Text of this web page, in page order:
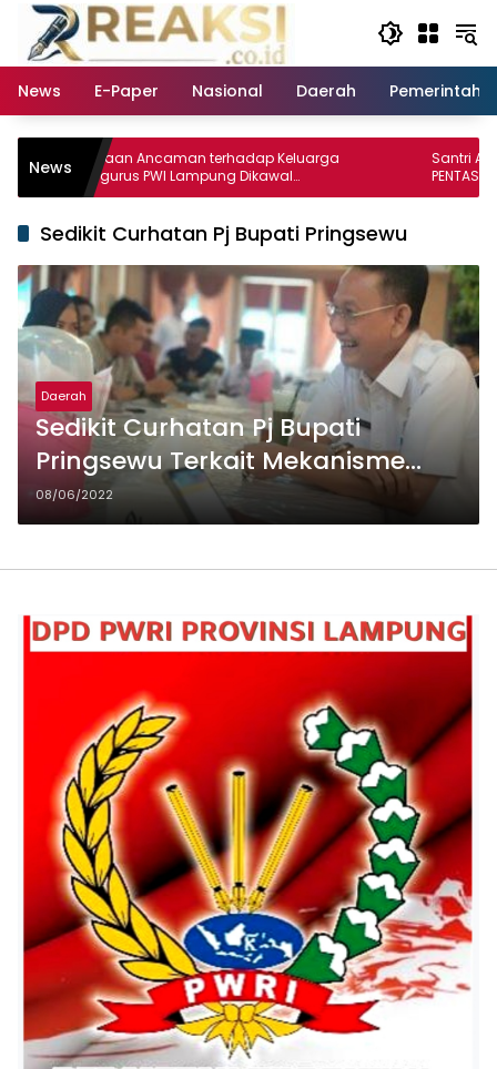
Langsung
konten
News
E-Paper Nasional Daerah
News
Dugaan Ancaman terhadap Keluarga
Pengurus PWI Lampung Dikawal
Legislator dan Jurnalis
Santri Alkarim
PENTAS PAI 2026
Sedikit Curhatan Pj Bupati Pringsewu
Daerah
Sedikit Curhatan Pj Bupati
Pringsewu Terkait Mekanisme
Kerjanya
08/06/2022